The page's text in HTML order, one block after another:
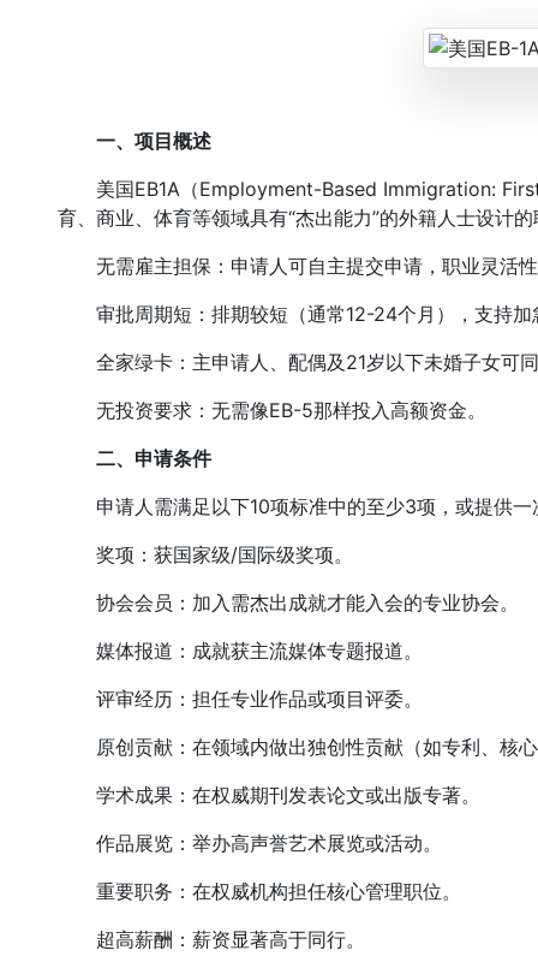
一、项目概述
美国EB1A（Employment-Based Immigration:
育、商业、体育等领域具有“杰出能力”的外籍人士设计
无需雇主担保：申请人可自主提交申请，职业灵活
审批周期短：排期较短（通常12-24个月），支持加
全家绿卡：主申请人、配偶及21岁以下未婚子女可
无投资要求：无需像EB-5那样投入高额资金。
二、申请条件
申请人需满足以下10项标准中的至少3项，或提供一
奖项：获国家级/国际级奖项。
协会会员：加入需杰出成就才能入会的专业协会。
媒体报道：成就获主流媒体专题报道。
评审经历：担任专业作品或项目评委。
原创贡献：在领域内做出独创性贡献（如专利、核
学术成果：在权威期刊发表论文或出版专著。
作品展览：举办高声誉艺术展览或活动。
重要职务：在权威机构担任核心管理职位。
超高薪酬：薪资显著高于同行。